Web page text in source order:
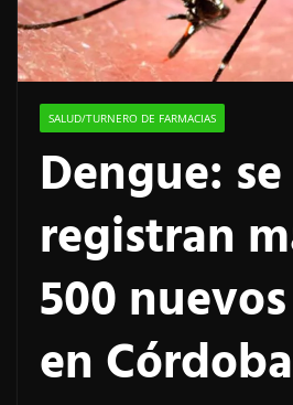
SALUD/TURNERO DE FARMACIAS
Dengue: se
registran
500
en Córdoba